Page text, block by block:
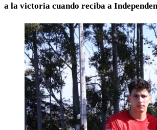
a la victoria cuando reciba a